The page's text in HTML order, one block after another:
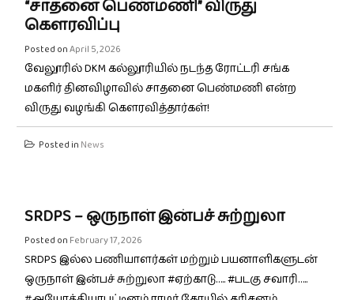
“சாதனை பெண்மணி” விருது
கெளரவிப்பு
Posted onApril 5, 2026
வேலூரில் DKM கல்லூரியில் நடந்த ரோட்டரி சங்க
மகளிர் தினவிழாவில் சாதனை பெண்மணி என்ற
விருது வழங்கி கெளரவித்தார்கள்!
Posted in News
SRDPS – ஒருநாள் இன்பச் சுற்றுலா
Posted on February 17, 2026
SRDPS இல்ல பணியாளர்கள் மற்றும் பயனாளிகளுடன்
ஒருநாள் இன்பச் சுற்றுலா #ஏற்காடு….. #படகு சவாரி…..